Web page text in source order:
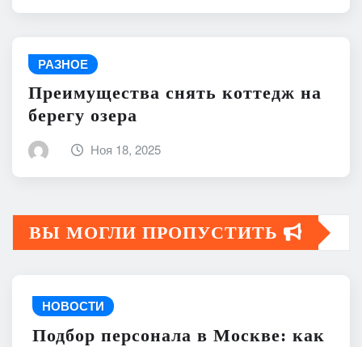
РАЗНОЕ
Преимущества снять коттедж на
берегу озера
Ноя 18, 2025
ВЫ МОГЛИ ПРОПУСТИТЬ
НОВОСТИ
Подбор персонала в Москве: как